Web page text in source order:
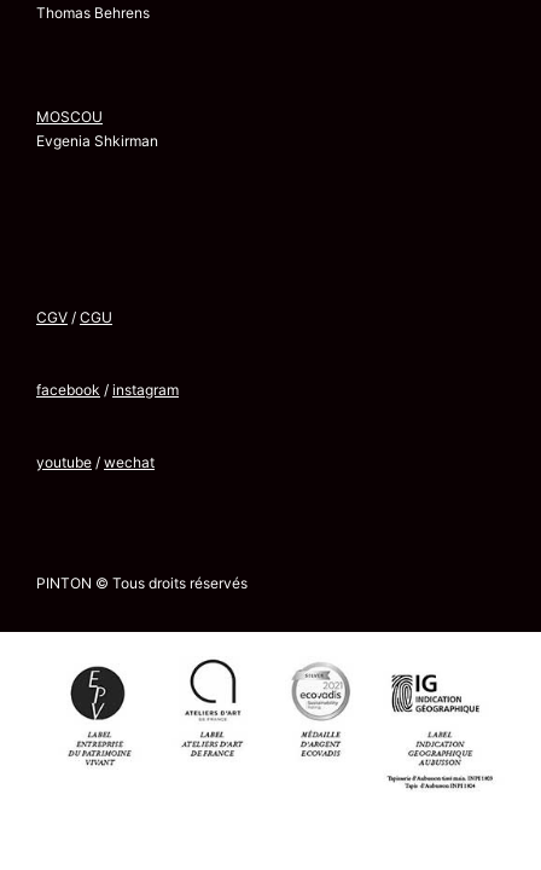
Thomas Behrens
MOSCOU
Evgenia Shkirman
CGV / CGU
facebook / instagram
youtube / wechat
PINTON © Tous droits réservés